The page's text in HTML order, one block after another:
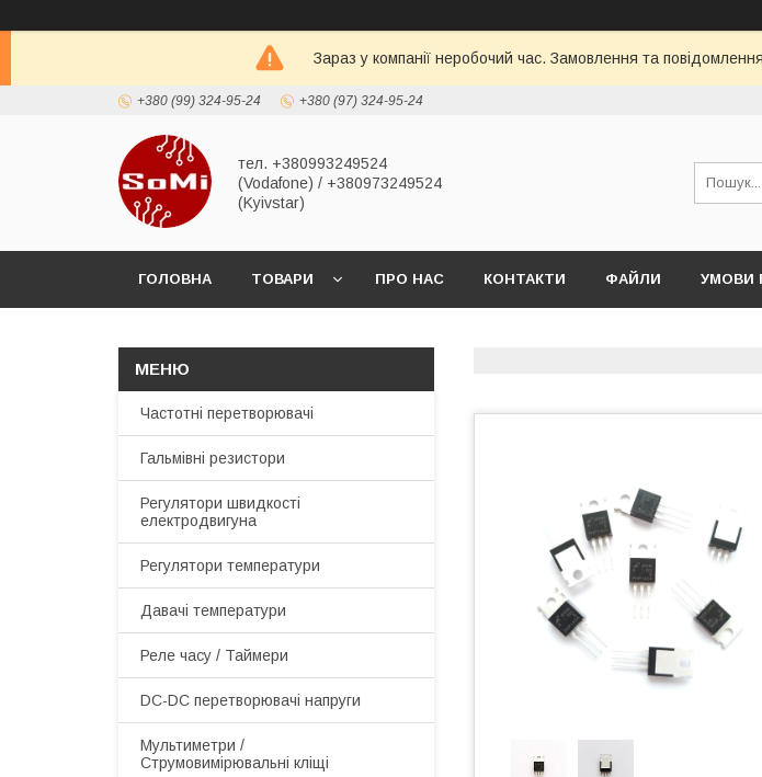
Зараз у компанії неробочий час. Замовлення та
+380 (99) 324-95-24 +380 (97) 324-95-24
тел. +380993249524
(Vodafone) / +380973249524
(Kyivstar)
ГОЛОВНА ТОВАРИ ПРО НАС КОНТАКТИ ФАЙЛИ УМОВИ
Частотні перетворювачі
Гальмівні резистори
Регулятори швидкості
електродвигуна
Регулятори температури
Давачі температури
Реле часу / Таймери
DC-DC перетворювачі напруги
Мультиметри /
Струмовимірювальні кліщі